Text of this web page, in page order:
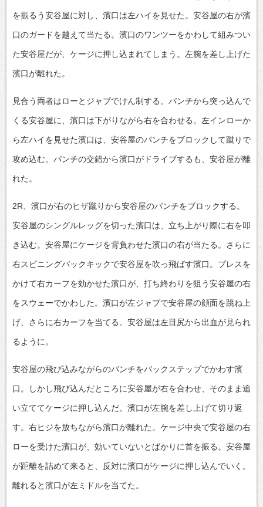
を振るう安谷屋に対し、濱口は左ハイを見せた。安谷屋の右が濱
口のガードを越えて当たる。濱口のワンツーをかわして組みつい
た安谷屋だが、ケージに押し込まれてしまう。左腕を差し上げた
濱口が離れた。
見合う両者はローとジャブでけん制する。パンチから突っ込んで
くる安谷屋に、濱口は下がりながら右を合わせる。左インローか
ら左ハイを見せた濱口は、安谷屋のパンチをブロックして蹴りで
攻め込む。パンチの交錯から濱口がドライブするも、安谷屋が離
れた。
2R、濱口が右のヒザ蹴りから安谷屋のパンチをブロックする。
安谷屋のシングルレッグを切った濱口は、立ち上がり際に右を叩
き込む。安谷屋にケージを背負わせた濱口の右が当たる。さらに
右スピニングバックキックで安谷屋を吹っ飛ばす濱口。プレスを
かけて右カーフを効かせた濱口が、打ち終わりを狙う安谷屋の右
をスウェーでかわした。濱口が左ジャブで安谷屋の顔面を跳ね上
げ、さらに右カーフを当てる。安谷屋は左目尻から出血が見られ
るように。
安谷屋の飛び込みながらのパンチをバックステップでかわす濱
口。しかし飛び込んだところに安谷屋が右を合わせ、そのまま追
い立ててケージに押し込んだ。濱口が左腕を差し上げて切り返
す。右ヒジを放ちながら濱口が離れた。ケージ中央で安谷屋の右
ローを受けた濱口が、効いていないとばかりに首を振る。安谷屋
が距離を詰めて来ると、反対に濱口がケージに押し込んでいく。
離れると濱口が左ミドルを当てた。